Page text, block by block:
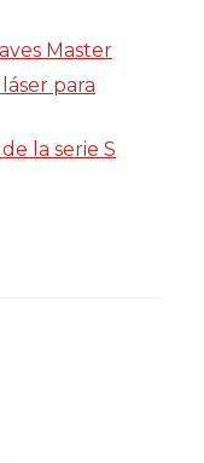
Master
para
la serie S